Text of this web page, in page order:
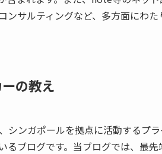
サルティングなど、多方面にわた
の教え
シンガポールを拠点に活動するプ
ブログです。当ブログでは、最